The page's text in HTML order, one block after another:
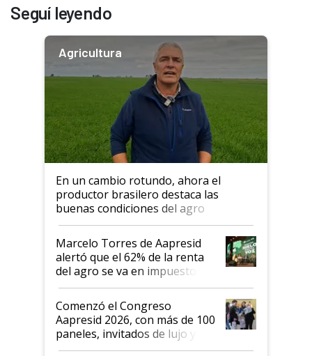
Seguí leyendo
Agricultura
En un cambio rotundo, ahora el
productor brasilero destaca las
buenas condiciones del agro
argentino para invertir: "Los veo
más motivados"
Marcelo Torres de Aapresid
alertó que el 62% de la renta
del agro se va en impuestos:
"No es bueno que en
Argentina se sigan discutiendo
las mismas cosas de hace 50
años"
Comenzó el Congreso
Aapresid 2026, con más de 100
paneles, invitados de lujo y
todas las tendencias